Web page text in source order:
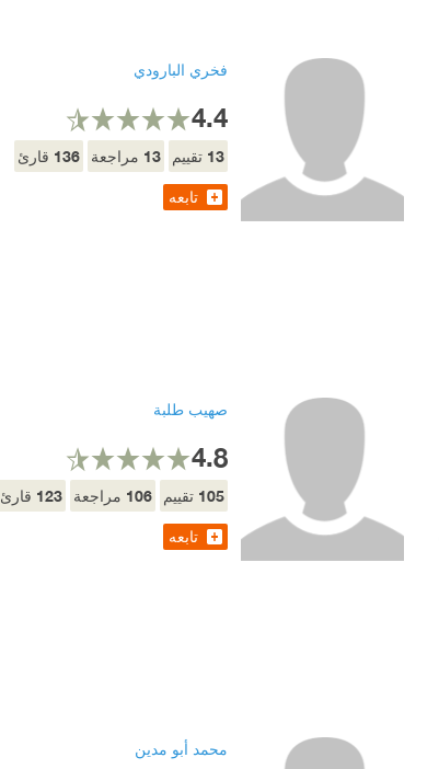
فخري البارودي
4.4
13 تقييم 13 مراجعة 136 قارئ
تابعه
صهيب طلبة
4.8
105 تقييم 106 مراجعة 123 قارئ
تابعه
محمد أبو مدين